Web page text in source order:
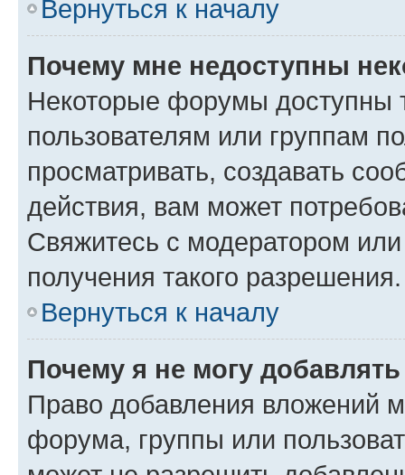
Вернуться к началу
Почему мне недоступны
Некоторые форумы доступны
пользователям или группам
просматривать, создавать
действия, вам может
Свяжитесь с модератором
получения такого разрешения.
Вернуться к началу
Почему я не могу
Право добавления вложений
форума, группы или